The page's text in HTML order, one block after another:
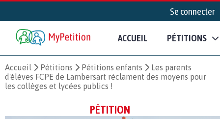
Se connecter
ACCUEIL PÉTITIONS
Accueil Pétitions Pétitions enfants
Les parents
d'élèves FCPE de Lambersart réclament des moyens pour
les collèges et lycées publics !
PÉTITION